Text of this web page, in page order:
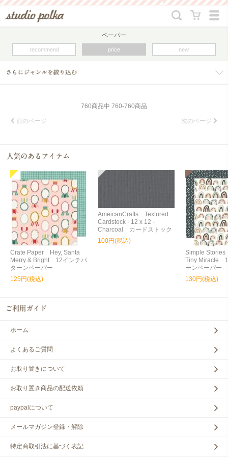
ペーパー
recommend price new
760商品中 760-760商品
前のページ 次のページ
Crate Paper Hey, Santa
Merry & Bright 12インチパ
ターンペーパー
125円(税込)
AmeicanCrafts Textured
Cardstock - 12 x 12 -
Charcoal カードストック
100円(税込)
Simple
Tiny Miracle
ーンペーパー
130円(税込)
ホーム
よくあるご質問
お取り置きについて
お取り置き商品の配送依頼
paypalについて
メールマガジン登録・解除
特定商取引法に基づく表記